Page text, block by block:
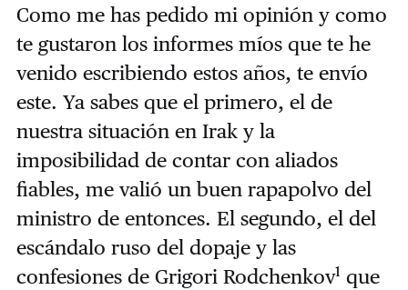
Como me has pedido mi opinión y como
te gustaron los informes míos que te he
venido escribiendo estos años, te envío
este. Ya sabes que el primero, el de
nuestra situación en Irak y la
imposibilidad de contar con aliados
fiables, me valió un buen rapapolvo del
ministro de entonces. El segundo, el del
escándalo ruso del dopaje y las
confesiones de Grigori Rodchenkov1 que